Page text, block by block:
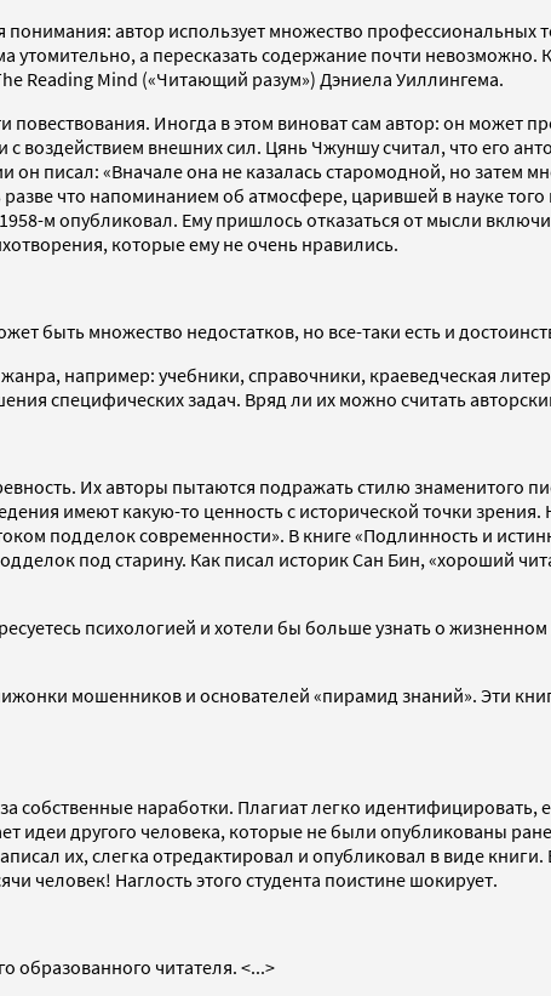
понимания: автор использует множество
утомительно, а пересказать содержание почти
Reading Mind («Читающий разум») Дэниела Уиллингема.
повествования. Иногда в этом виноват сам автор: он может
воздействием внешних сил. Цянь Чжуншу считал, что его
он писал: «Вначале она не казалась старомодной, но затем
что напоминанием об атмосфере, царившей в науке
м опубликовал. Ему пришлось отказаться от мысли
которые ему не очень нравились.
быть множество недостатков, но все-таки есть и
например: учебники, справочники, краеведческая
специфических задач. Вряд ли их можно считать
Их авторы пытаются подражать стилю знаменитого
имеют какую-то ценность с исторической точки
подделок современности». В книге «Подлинность и
под старину. Как писал историк Сан Бин, «хороший
психологией и хотели бы больше узнать о
мошенников и основателей «пирамид знаний». Эти
собственные наработки. Плагиат легко идентифицировать,
идеи другого человека, которые не были опубликованы
их, слегка отредактировал и опубликовал в виде
человек! Наглость этого студента поистине шокирует.
образованного читателя. <...>